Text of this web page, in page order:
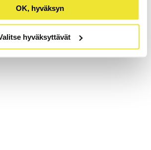
OK, hyväksyn
hyväksyttävät